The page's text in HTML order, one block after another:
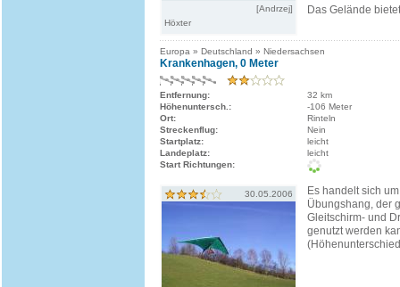
[Andrzej]
Höxter
Das Gelände
Europa » Deutschland » Niedersachsen
Krankenhagen, 0 Meter
Entfernung:
32 km
Höhenuntersch.:
-106 Meter
Ort:
Rinteln
Streckenflug:
Nein
Startplatz:
leicht
Landeplatz:
leicht
Start Richtungen:
30.05.2006
Es handelt sich
Übungshang, der
Gleitschirm- und
genutzt werden